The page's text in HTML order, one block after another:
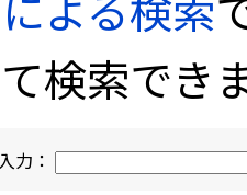
検索でき
力：